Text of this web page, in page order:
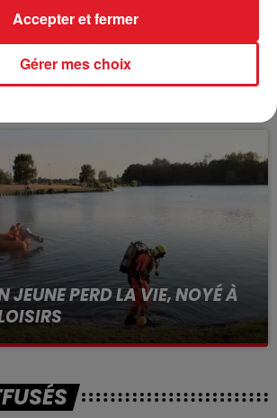
POUR HOMICIDE
EN COURS, APRÈS LA...
JEUNE PERD LA VIE, NOYÉ À
à pic
Gérer mes choix
Accepter et fermer